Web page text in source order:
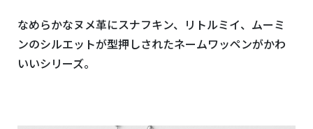
なめらかなヌメ革にスナフキン、リトルミイ、ムーミ
ンのシルエットが型押しされたネームワッペンがかわ
いいシリーズ。